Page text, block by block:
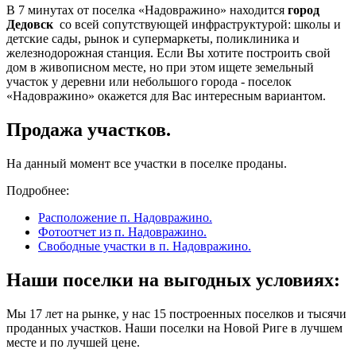
В 7 минутах от поселка «Надовражино» находится город
Дедовск со всей сопутствующей инфраструктурой: школы и
детские сады, рынок и супермаркеты, поликлиника и
железнодорожная станция. Если Вы хотите построить свой
дом в живописном месте, но при этом ищете земельный
участок у деревни или небольшого города - поселок
«Надовражино» окажется для Вас интересным вариантом.
Продажа участков.
На данный момент все участки в поселке проданы.
Подробнее:
Расположение п. Надовражино.
Фотоотчет из п. Надовражино.
Свободные участки в п. Надовражино.
Наши поселки на выгодных условиях:
Мы 17 лет на рынке, у нас 15 построенных поселков и тысячи
проданных участков. Наши поселки на Новой Риге в лучшем
месте и по лучшей цене.